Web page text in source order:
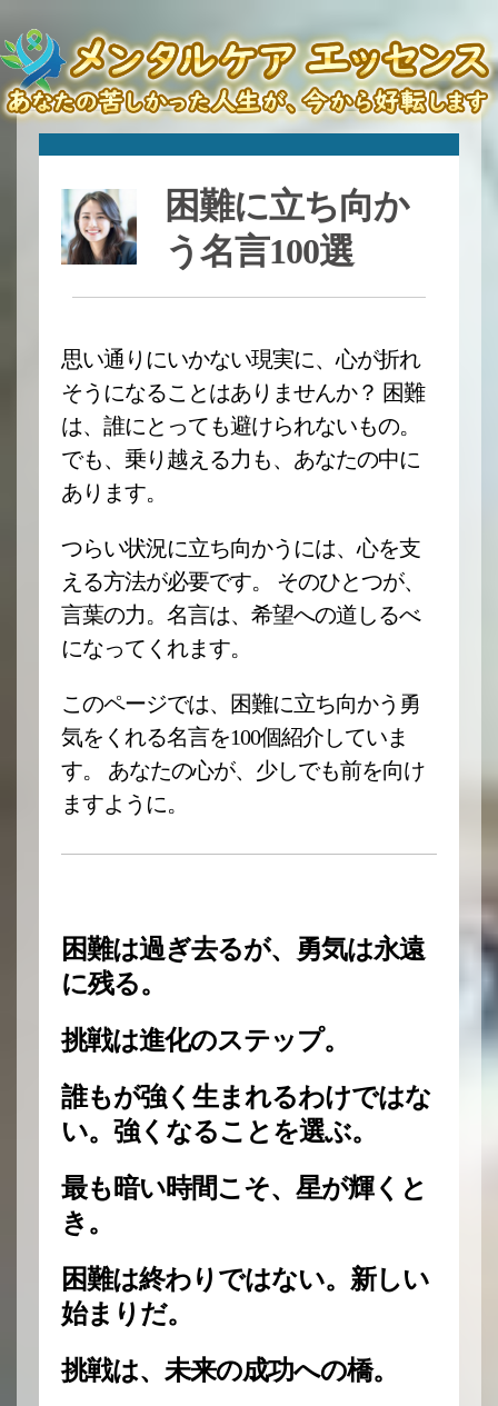
困難に立ち向か
う名言100選
思い通りにいかない現実に、心が折れ
そうになることはありませんか？ 困難
は、誰にとっても避けられないもの。
でも、乗り越える力も、あなたの中に
あります。
つらい状況に立ち向かうには、心を支
える方法が必要です。 そのひとつが、
言葉の力。名言は、希望への道しるべ
になってくれます。
このページでは、困難に立ち向かう勇
気をくれる名言を100個紹介していま
す。 あなたの心が、少しでも前を向け
ますように。
困難は過ぎ去るが、勇気は永遠
に残る。
挑戦は進化のステップ。
誰もが強く生まれるわけではな
い。強くなることを選ぶ。
最も暗い時間こそ、星が輝くと
き。
困難は終わりではない。新しい
始まりだ。
挑戦は、未来の成功への橋。